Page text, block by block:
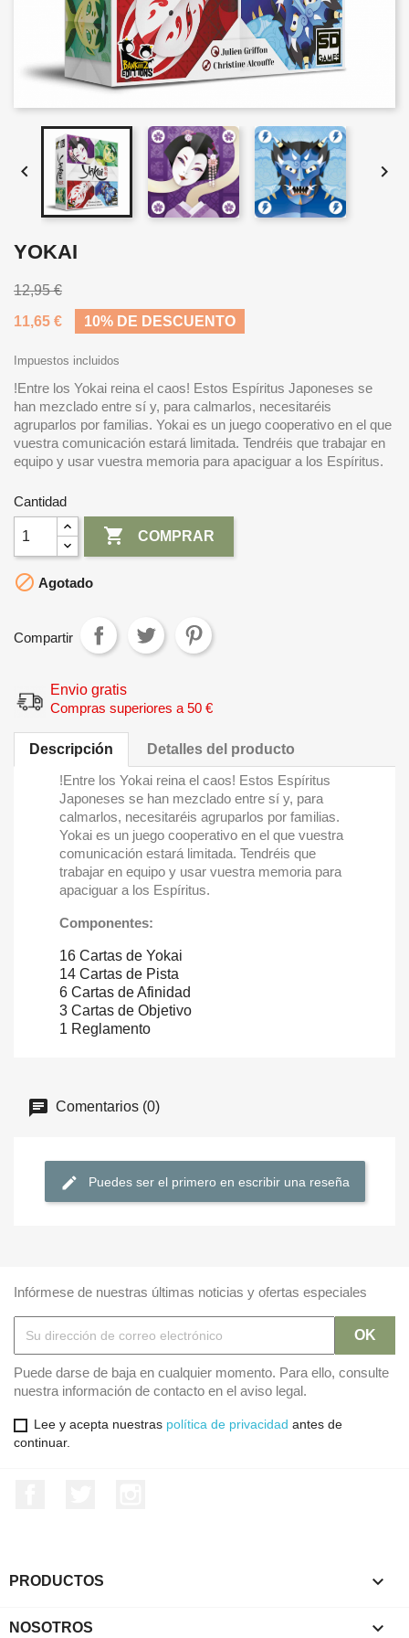
 
YOKAI
12,95 €
11,65 €
10% DE DESCUENTO
Impuestos incluidos
!Entre los Yokai reina el caos! Estos Espíritus Japoneses se
han mezclado entre sí y, para calmarlos, necesitaréis
agruparlos por familias. Yokai es un juego cooperativo en el que
vuestra comunicación estará limitada. Tendréis que trabajar en
equipo y usar vuestra memoria para apaciguar a los Espíritus.
Cantidad
 COMPRAR
 Agotado
Compartir
Envio gratis
Compras superiores a 50 €
Descripción
Detalles del producto
!Entre los Yokai reina el caos! Estos Espíritus
Japoneses se han mezclado entre sí y, para
calmarlos, necesitaréis agruparlos por familias.
Yokai es un juego cooperativo en el que vuestra
comunicación estará limitada. Tendréis que
trabajar en equipo y usar vuestra memoria para
apaciguar a los Espíritus.
Componentes:
16 Cartas de Yokai
14 Cartas de Pista
6 Cartas de Afinidad
3 Cartas de Objetivo
1 Reglamento
Comentarios (0)
Puedes ser el primero en escribir una reseña
Infórmese de nuestras últimas noticias y ofertas especiales
Puede darse de baja en cualquier momento. Para ello, consulte
nuestra información de contacto en el aviso legal.
Lee y acepta nuestras política de privacidad antes de
continuar.
PRODUCTOS 
NOSOTROS 